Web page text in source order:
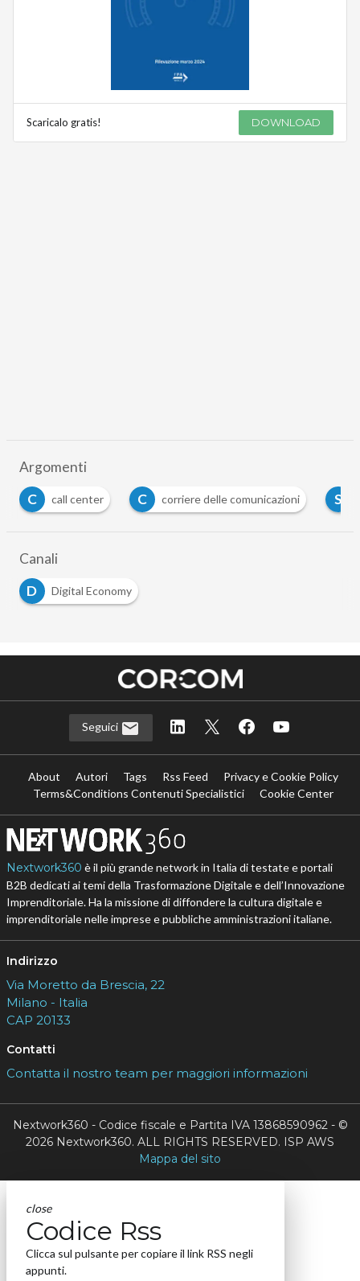
Scaricalo gratis! DOWNLOAD
Argomenti
C
call center C corriere delle comunicazioni S
Canali
D
Digital Economy
Seguici
About Autori Tags Rss Feed
Privacy e Cookie Policy
Terms&Conditions Contenuti Specialistici
Cookie Center
Nextwork360 è il più grande network in Italia di testate e portali
B2B dedicati ai temi della Trasformazione Digitale e dell’Innovazione
Imprenditoriale. Ha la missione di diffondere la cultura digitale e
imprenditoriale nelle imprese e pubbliche amministrazioni italiane.
Indirizzo
Via Moretto da Brescia, 22
Milano - Italia
CAP 20133
Contatti
Contatta il nostro team per maggiori informazioni
Nextwork360 - Codice fiscale e Partita IVA 13868590962 - ©
2026 Nextwork360. ALL RIGHTS RESERVED. ISP AWS
Mappa del sito
close
Codice Rss
Clicca sul pulsante per copiare il link RSS negli
appunti.